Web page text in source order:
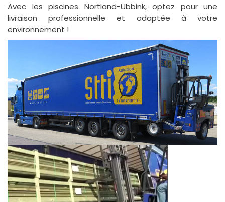
Avec les piscines Nortland-Ubbink, optez pour une
livraison professionnelle et adaptée à votre
environnement !